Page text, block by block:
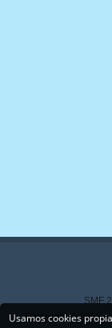
SMF
Copyright © 2015 -
Usamos cookies